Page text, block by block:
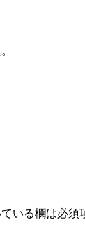
いる欄は必須